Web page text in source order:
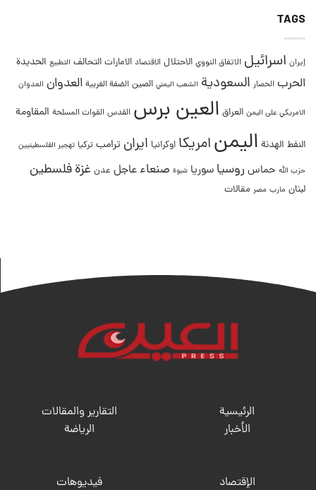
TAGS
إيران اسرائيل الاتفاق النووي الاحتلال الاقتصاد الامارات التحالف التطبيع الحديدة
الحرب الحصار السعودية الشعب اليمني الصين الضفة الغربية العدوان العدوان
الامريكي على اليمن العراق العين برس القدس القوات المسلحة المقاومة
النفط الهدنة اليمنامريكا اوكرانيا ايران ترامب تركيا تهجير الفلسطينيين
حزب الله حماس روسيا سوريا شبوة صنعاء عاجل عدن غزةفلسطين
لبنان مارب مصر مقالات
الرئيسية
الأخبار
التقارير والمقالات
الریاضة
الإقتصاد فيديوهات